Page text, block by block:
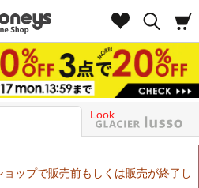
Look
ップで販売前もしくは販売が終了し